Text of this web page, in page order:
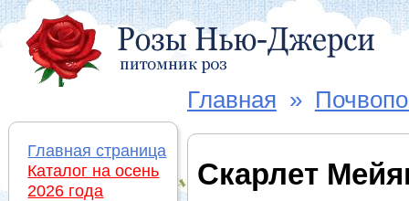
Главная »
Скарлет
Главная страница
Каталог на осень
2026 года